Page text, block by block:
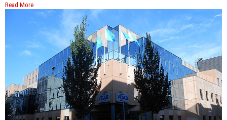
Read More